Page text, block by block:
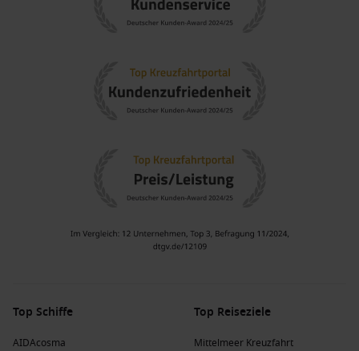
Top Schiffe
AIDAcosma
Top Reiseziele
Mittelmeer Kreuzfahrt